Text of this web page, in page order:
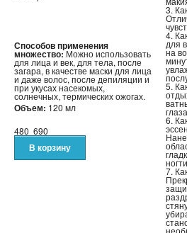
СРЕДСТВА ДЛЯ ПОХУДЕНИЯ
ТРЕНАЖЕРЫ
ХОЗТОВАРЫ
ЗОНТЫ
ТОВАРЫ ДЛЯ КУХНИ
Способов применения
множество:Можно использовать
для лица и век, для тела, после
загара, в качестве маски для лица
и даже волос, после депиляции и
при укусах насекомых,
солнечных, термических ожогах.
Объем: 120 мл
480 690
3.
4.
для
на
5.
6.
7.